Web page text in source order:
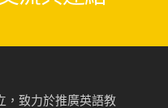
，致力於推廣英語教